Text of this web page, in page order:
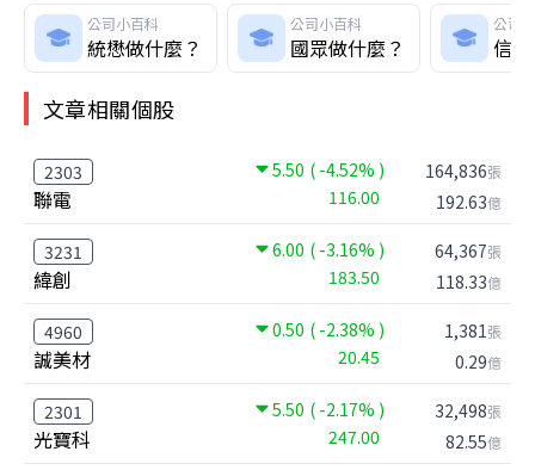
公司小百科
統懋做什麼？
公司小百科
國眾做什麼？
公司
信
文章相關個股
2303 5.50 ( -4.52% )
聯電 116.00
164,836張
192.63億
3231 6.00 ( -3.16% )
緯創 183.50
64,367張
118.33億
4960 0.50 ( -2.38% )
誠美材 20.45
1,381張
0.29億
2301 5.50 ( -2.17% )
光寶科 247.00
32,498張
82.55億